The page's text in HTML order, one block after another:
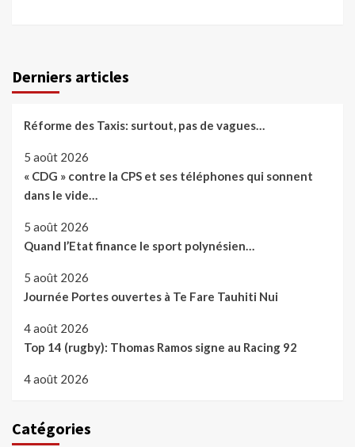
Derniers articles
Réforme des Taxis: surtout, pas de vagues…
5 août 2026
« CDG » contre la CPS et ses téléphones qui sonnent
dans le vide…
5 août 2026
Quand l’Etat finance le sport polynésien…
5 août 2026
Journée Portes ouvertes à Te Fare Tauhiti Nui
4 août 2026
Top 14 (rugby): Thomas Ramos signe au Racing 92
4 août 2026
Catégories